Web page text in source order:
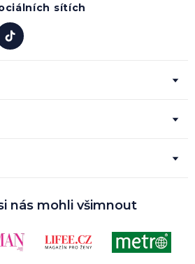
sítích
nás mohli všimnout